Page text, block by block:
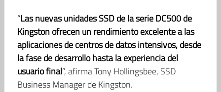
“Las nuevas unidades SSD de la serie DC500 de
Kingston ofrecen un rendimiento excelente a las
aplicaciones de centros de datos intensivos, desde
la fase de desarrollo hasta la experiencia del
usuario final”, afirma Tony Hollingsbee, SSD
Business Manager de Kingston.